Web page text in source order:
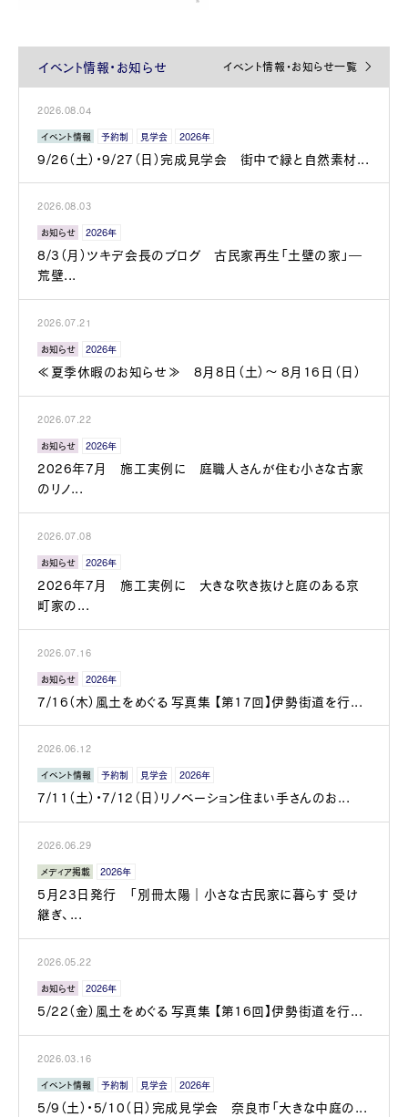
イベント情報・お知らせ イベント情報・お知らせ一覧
2026.08.04
イベント情報
予約制 見学会 2026年
9/26（土）・9/27（日）完成見学会 街中で緑と自然素材...
2026.08.03
お知らせ
2026年
8/3（月）ツキデ会長のブログ 古民家再生「土壁の家」―
荒壁...
2026.07.21
お知らせ
2026年
≪夏季休暇のお知らせ≫ 8月8日（土）～ 8月16日（日）
2026.07.22
お知らせ
2026年
2026年7月 施工実例に 庭職人さんが住む小さな古家
のリノ...
2026.07.08
お知らせ
2026年
2026年7月 施工実例に 大きな吹き抜けと庭のある京
町家の...
2026.07.16
お知らせ
2026年
7/16（木）風土をめぐる 写真集 【第17回】伊勢街道を行...
2026.06.12
イベント情報
予約制 見学会 2026年
7/11（土）・7/12（日）リノベーション住まい手さんのお...
2026.06.29
メディア掲載
2026年
5月23日発行 「別冊太陽｜小さな古民家に暮らす 受け
継ぎ、...
2026.05.22
お知らせ
2026年
5/22（金）風土をめぐる 写真集 【第16回】伊勢街道を行...
2026.03.16
イベント情報
予約制 見学会 2026年
5/9（土）・5/10（日）完成見学会 奈良市「大きな中庭の...